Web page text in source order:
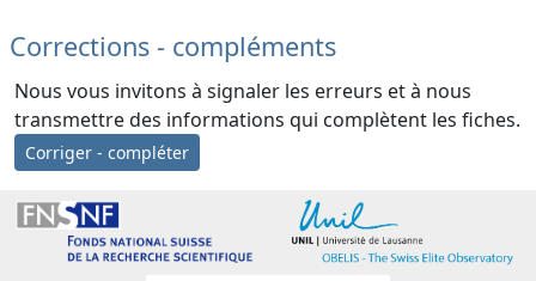
Corrections - compléments
Nous vous invitons à signaler les erreurs et à nous
transmettre des informations qui complètent les fiches.
Corriger - compléter